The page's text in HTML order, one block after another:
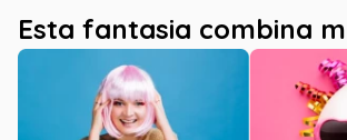
Esta fantasia combina